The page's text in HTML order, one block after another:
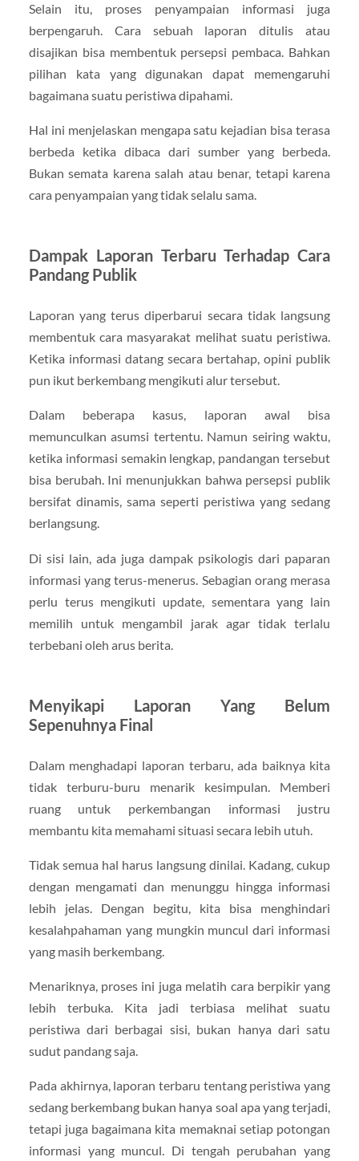
Selain itu, proses penyampaian informasi juga
berpengaruh. Cara sebuah laporan ditulis atau
disajikan bisa membentuk persepsi pembaca. Bahkan
pilihan kata yang digunakan dapat memengaruhi
bagaimana suatu peristiwa dipahami.
Hal ini menjelaskan mengapa satu kejadian bisa terasa
berbeda ketika dibaca dari sumber yang berbeda.
Bukan semata karena salah atau benar, tetapi karena
cara penyampaian yang tidak selalu sama.
Dampak Laporan Terbaru Terhadap Cara
Pandang Publik
Laporan yang terus diperbarui secara tidak langsung
membentuk cara masyarakat melihat suatu peristiwa.
Ketika informasi datang secara bertahap, opini publik
pun ikut berkembang mengikuti alur tersebut.
Dalam beberapa kasus, laporan awal bisa
memunculkan asumsi tertentu. Namun seiring waktu,
ketika informasi semakin lengkap, pandangan tersebut
bisa berubah. Ini menunjukkan bahwa persepsi publik
bersifat dinamis, sama seperti peristiwa yang sedang
berlangsung.
Di sisi lain, ada juga dampak psikologis dari paparan
informasi yang terus-menerus. Sebagian orang merasa
perlu terus mengikuti update, sementara yang lain
memilih untuk mengambil jarak agar tidak terlalu
terbebani oleh arus berita.
Menyikapi Laporan Yang Belum
Sepenuhnya Final
Dalam menghadapi laporan terbaru, ada baiknya kita
tidak terburu-buru menarik kesimpulan. Memberi
ruang untuk perkembangan informasi justru
membantu kita memahami situasi secara lebih utuh.
Tidak semua hal harus langsung dinilai. Kadang, cukup
dengan mengamati dan menunggu hingga informasi
lebih jelas. Dengan begitu, kita bisa menghindari
kesalahpahaman yang mungkin muncul dari informasi
yang masih berkembang.
Menariknya, proses ini juga melatih cara berpikir yang
lebih terbuka. Kita jadi terbiasa melihat suatu
peristiwa dari berbagai sisi, bukan hanya dari satu
sudut pandang saja.
Pada akhirnya, laporan terbaru tentang peristiwa yang
sedang berkembang bukan hanya soal apa yang terjadi,
tetapi juga bagaimana kita memaknai setiap potongan
informasi yang muncul. Di tengah perubahan yang